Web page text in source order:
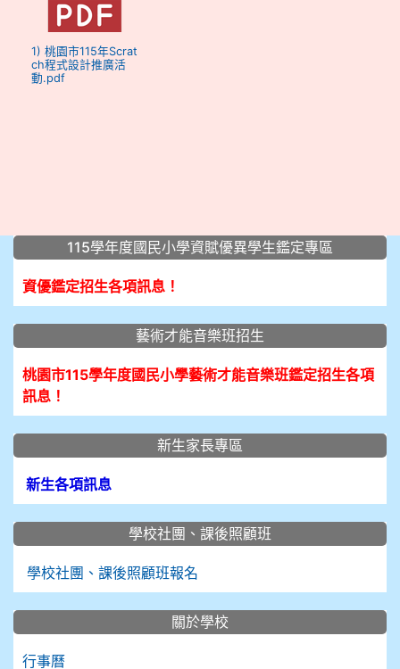
1) 桃園市115年Scrat
ch程式設計推廣活
動.pdf
::: 115學年度國民小學資賦優異學生鑑定專區
資優鑑定招生各項訊息！
藝術才能音樂班招生
桃園市115學年度國民小學藝術才能音樂班鑑定招生各項
訊息！
新生家長專區
新生各項訊息
學校社團、課後照顧班
學校社團、課後照顧班報名
關於學校
行事曆